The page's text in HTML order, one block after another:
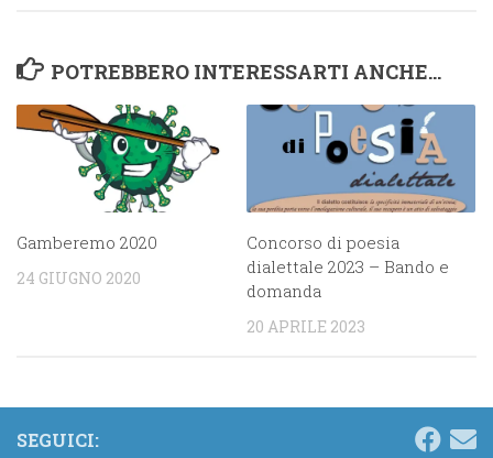
POTREBBERO INTERESSARTI ANCHE...
Gamberemo 2020
24 GIUGNO 2020
Concorso di poesia
dialettale 2023 – Bando e
domanda
20 APRILE 2023
SEGUICI: